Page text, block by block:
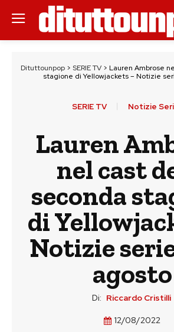
Dituttounpop > SERIE TV > Lauren Ambrose
stagione di Yellowjackets – Notizie
SERIE TV Notizie
Lauren
nel cast
seconda
di
Notizie
agosto
Di: Riccardo Cristilli
12/08/2022